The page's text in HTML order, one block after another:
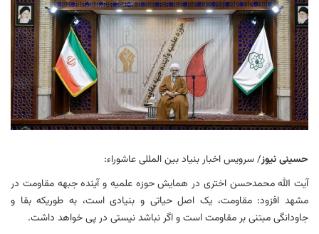
حسینی نیوز/ سرویس اخبار بنیاد بین المللی عاشوراء:
آیت الله محمدحسن اختری در همایش حوزه علمیه و آینده جبهه مقاومت در
مشهد افزود: مقاومت، یک اصل حیاتی و بنیادی است، به طوریکه بقا و
جاودانگی مبتنی بر مقاومت است و اگر نباشد نیستی در پی خواهد داشت.